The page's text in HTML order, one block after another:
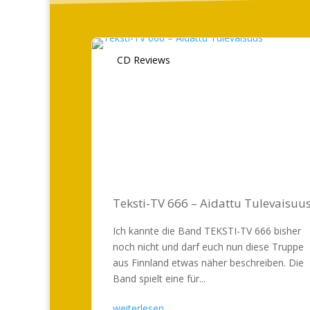
CD Reviews
Teksti-TV 666 – Aidattu
Ich kannte die Band TEKSTI-TV 666 bisher
noch nicht und darf euch nun diese Truppe
aus Finnland etwas näher beschreiben. Die
Band spielt eine für...